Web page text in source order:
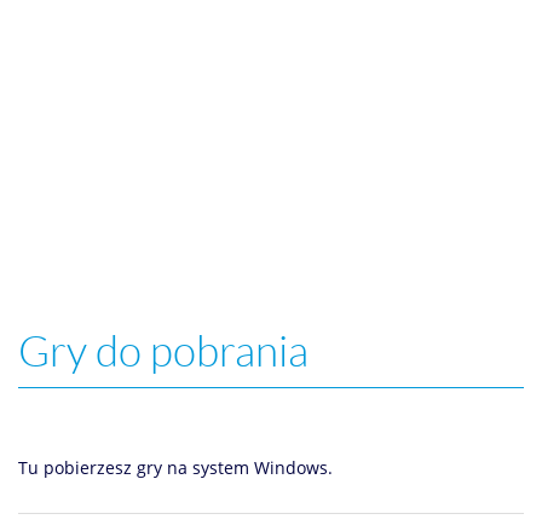
Gry do pobrania
Tu pobierzesz gry na system Windows.